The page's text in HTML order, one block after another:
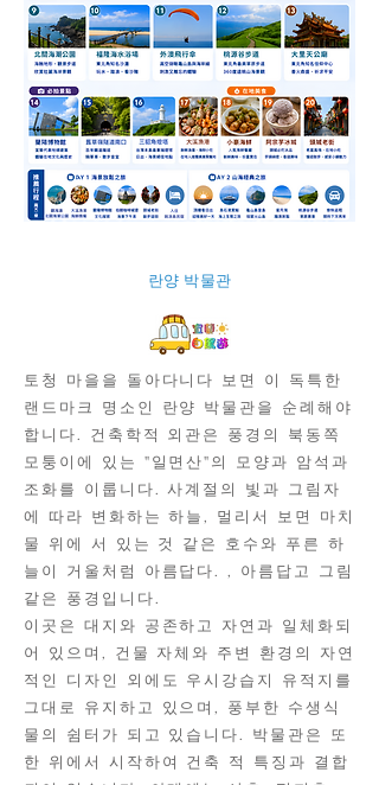
란양 박물관
토청 마을을 돌아다니다 보면 이 독특한
랜드마크 명소인 란양 박물관을 순례해야
합니다. 건축학적 외관은 풍경의 북동쪽
모퉁이에 있는 "일면산"의 모양과 암석과
조화를 이룹니다. 사계절의 빛과 그림자
에 따라 변화하는 하늘, 멀리서 보면 마치
물 위에 서 있는 것 같은 호수와 푸른 하
늘이 거울처럼 아름답다. , 아름답고 그림
같은 풍경입니다.
이곳은 대지와 공존하고 자연과 일체화되
어 있으며, 건물 자체와 주변 환경의 자연
적인 디자인 외에도 우시강습지 유적지를
그대로 유지하고 있으며, 풍부한 수생식
물의 쉼터가 되고 있습니다. 박물관은 또
한 위에서 시작하여 건축 적 특징과 결합